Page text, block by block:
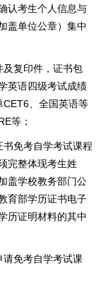
认考生个人信息与
盖单位公章）集中
复印件，证书包
英语四级考试成绩
、全国英语等
等；
免考自学考试课程
完整体现考生姓
盖学校教务部门公
育部学历证书电子
历证明材料的其中
免考自学考试课